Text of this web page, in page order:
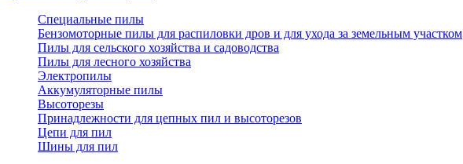
Специальные пилы
Бензомоторные пилы для распиловки дров и для ухода за земельным участком
Пилы для сельского хозяйства и садоводства
Пилы для лесного хозяйства
Электропилы
Аккумуляторные пилы
Высоторезы
Принадлежности для цепных пил и высоторезов
Цепи для пил
Шины для пил